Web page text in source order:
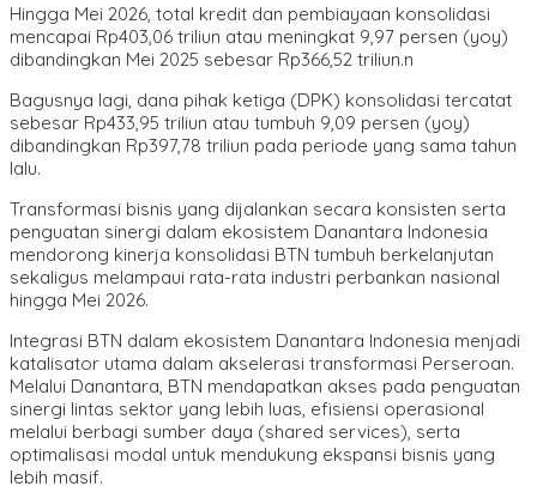
Hingga Mei 2026, total kredit dan pembiayaan konsolidasi
mencapai Rp403,06 triliun atau meningkat 9,97 persen (yoy)
dibandingkan Mei 2025 sebesar Rp366,52 triliun.n
Bagusnya lagi, dana pihak ketiga (DPK) konsolidasi tercatat
sebesar Rp433,95 triliun atau tumbuh 9,09 persen (yoy)
dibandingkan Rp397,78 triliun pada periode yang sama tahun
lalu.
Transformasi bisnis yang dijalankan secara konsisten serta
penguatan sinergi dalam ekosistem Danantara Indonesia
mendorong kinerja konsolidasi BTN tumbuh berkelanjutan
sekaligus melampaui rata-rata industri perbankan nasional
hingga Mei 2026.
Integrasi BTN dalam ekosistem Danantara Indonesia menjadi
katalisator utama dalam akselerasi transformasi Perseroan.
Melalui Danantara, BTN mendapatkan akses pada penguatan
sinergi lintas sektor yang lebih luas, efisiensi operasional
melalui berbagi sumber daya (shared services), serta
optimalisasi modal untuk mendukung ekspansi bisnis yang
lebih masif.